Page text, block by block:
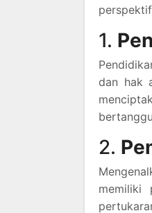
1.
dan hak
2.
memiliki